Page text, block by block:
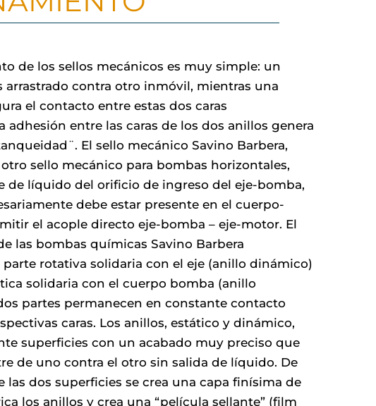
de los sellos mecánicos es muy simple: un
arrastrado contra otro inmóvil, mientras una
el contacto entre estas dos caras
adhesión entre las caras de los dos anillos genera
El sello mecánico Savino Barbera,
sello mecánico para bombas horizontales,
de líquido del orificio de ingreso del eje-bomba,
debe estar presente en el cuerpo-
el acople directo eje-bomba – eje-motor. El
las bombas químicas Savino Barbera
rotativa solidaria con el eje (anillo dinámico)
solidaria con el cuerpo bomba (anillo
partes permanecen en constante contacto
caras. Los anillos, estático y dinámico,
superficies con un acabado muy preciso que
de uno contra el otro sin salida de líquido. De
las dos superficies se crea una capa finísima de
los anillos y crea una “película sellante” (film